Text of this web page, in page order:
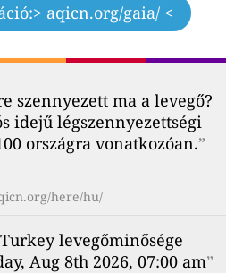
> aqicn.org/gaia/ <
szennyezett ma a levegő?
idejű légszennyezettségi
országra vonatkozóan.”
here/hu/
levegőminősége
Aug 8th 2026, 07:00 am”